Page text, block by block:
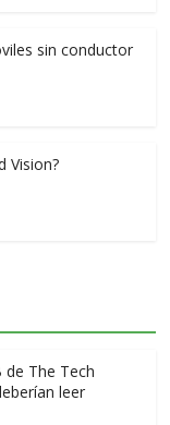
sin conductor
Vision?
de The Tech
leer